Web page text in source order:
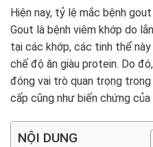
Hiện nay, tỷ lệ mắc bệnh
Gout là bệnh viêm khớp do
tại các khớp, các tinh thể
chế độ ăn giàu protein. Do
đóng vai trò quan trọng
cấp cũng như biến chứng của
NỘI DUNG